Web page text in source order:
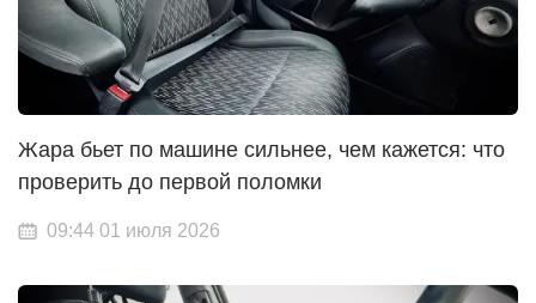
Жара бьет по машине сильнее, чем кажется: что
проверить до первой поломки
09:44 01 июля 2026